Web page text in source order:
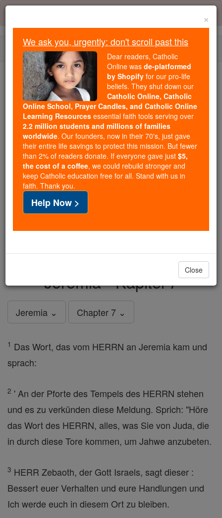
Skip
content
We ask you, urgently: don't scroll past this
Dear readers, Catholic Online
wasde-platformed by Shopify
for our pro-life beliefs. They
shut down ourCatholic
Online, Catholic Online School, Prayer Candles, and
Catholic Online Learning Resourcesessential faith
tools serving over2.2 million students and millions of
families worldwide. Our founders, now in their 70's,
just gave their entire life savings to protect this mission.
But fewer than 2% of readers donate. If everyone gave
just$5, the cost of a coffee, we could rebuild stronger
in faith. Thank you.DONATE TODAY >
Jeremia - Kapitel 7
Jeremia ⌄ Chapter 7 ⌄
1 Das Wort, das vom HERRN an Jeremia kam und
sprach:
2 ' An der Pforte des Tempels des HERRN stehen
und es zu verkünden diese Meldung. Sprich: "Höre
das Wort des HERRN, alles, was Sie von Juda, die
in durch diese Tore kommen, um Jahwe anzubeten.
3 HERR Zebaoth, der Gott Israels, sagt dieser :
Bessert euer Verhalten und eure Handlungen und
Ich werde euch in diesem Ort zu bleiben.
×
We ask you, urgently: don't scroll past this
Dear readers, Catholic
Online was de-platformed
by Shopify for our pro-life
beliefs. They shut down our
Catholic Online, Catholic
Online School, Prayer Candles, and Catholic Online
Learning Resources essential faith tools serving over
2.2 million students and millions of families
worldwide. Our founders, now in their 70's, just gave
their entire life savings to protect this mission. But fewer
than 2% of readers donate. If everyone gave just $5,
the cost of a coffee, we could rebuild stronger and
keep Catholic education free for all. Stand with us in
faith. Thank you.
Help Now >
Close